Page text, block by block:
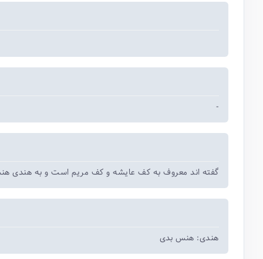
-
گفته اند معروف به کف عایشه و کف مریم است و به هندی
هندی: هنس بدی